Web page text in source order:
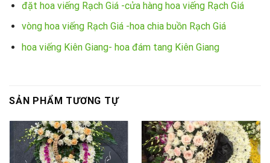
đặt hoa viếng Rạch Giá -cửa hàng hoa viếng Rạch Giá
vòng hoa viếng Rạch Giá -hoa chia buồn Rạch Giá
hoa viếng Kiên Giang- hoa đám tang Kiên Giang
SẢN PHẨM TƯƠNG TỰ